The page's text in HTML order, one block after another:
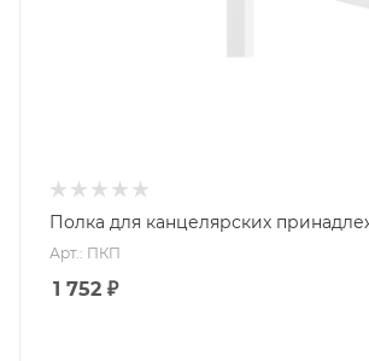
Полка для канцелярских
Арт.: ПКП
1 752 ₽